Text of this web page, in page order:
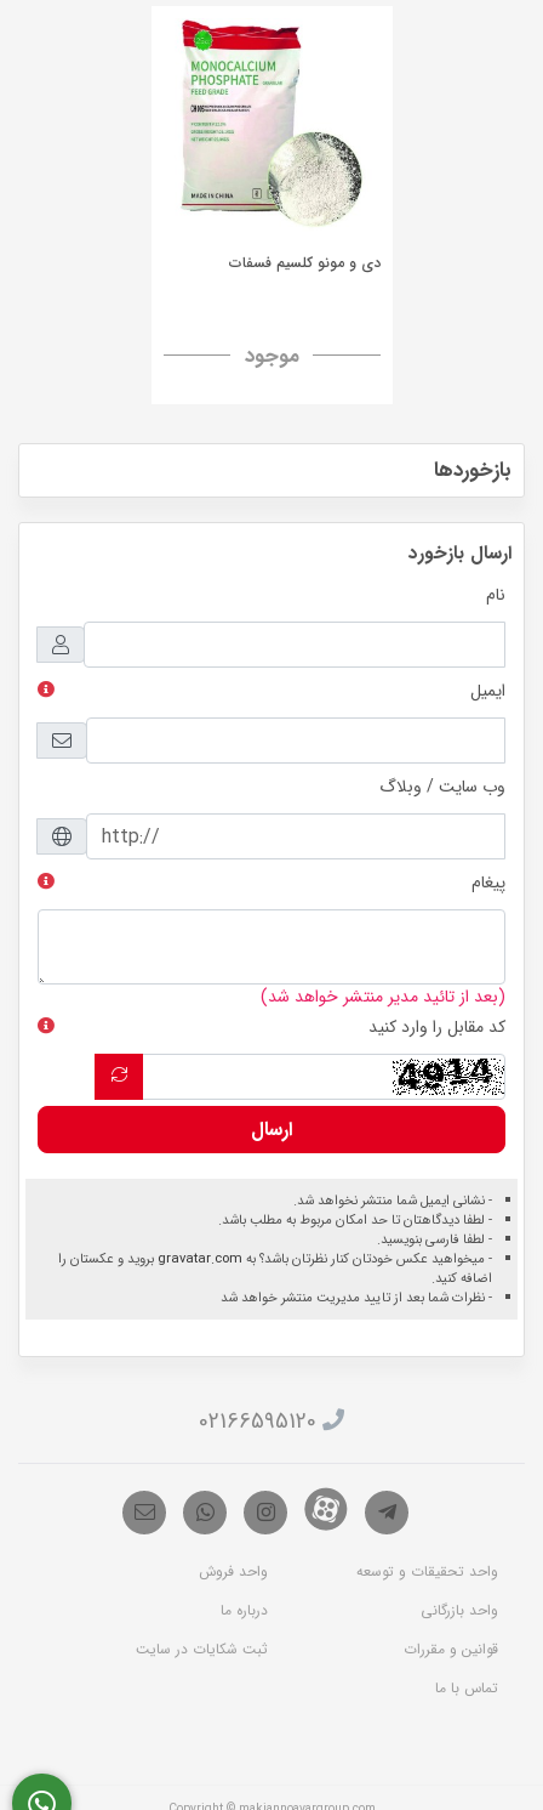
دی و مونو کلسیم فسفات
موجود
بازخوردها
ارسال بازخورد
نام
ایمیل
وب سایت / وبلاگ
پیغام
(بعد از تائید مدیر منتشر خواهد شد)
کد مقابل را وارد کنید
ارسال
- نشانی ایمیل شما منتشر نخواهد شد.
- لطفا دیدگاهتان تا حد امکان مربوط به مطلب باشد.
- لطفا فارسی بنویسید.
- میخواهید عکس خودتان کنار نظرتان باشد؟ به gravatar.com بروید و عکستان را
اضافه کنید.
- نظرات شما بعد از تایید مدیریت منتشر خواهد شد
02166595120
واحد تحقیقات و توسعه
واحد فروش
واحد بازرگانی
درباره ما
قوانین و مقررات
ثبت شکایات در سایت
تماس با ما